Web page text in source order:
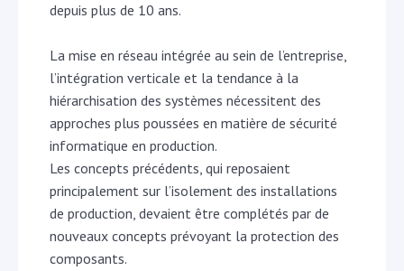
depuis plus de 10 ans.
La mise en réseau intégrée au sein de l’entreprise,
l’intégration verticale et la tendance à la
hiérarchisation des systèmes nécessitent des
approches plus poussées en matière de sécurité
informatique en production.
Les concepts précédents, qui reposaient
principalement sur l’isolement des installations
de production, devaient être complétés par de
nouveaux concepts prévoyant la protection des
composants.